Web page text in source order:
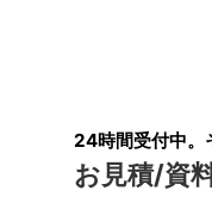
24時間受付中。
お見積/資